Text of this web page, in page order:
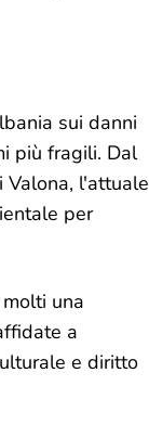
sui danni
più fragili. Dal
Valona, l'attuale
per
una
a
e diritto